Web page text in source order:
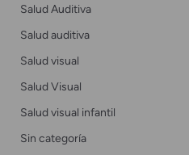
Salud Auditiva
Salud auditiva
Salud visual
Salud Visual
Salud visual infantil
Sin categoría